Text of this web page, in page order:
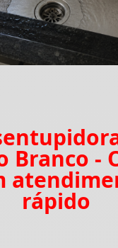
Branco -
rápido